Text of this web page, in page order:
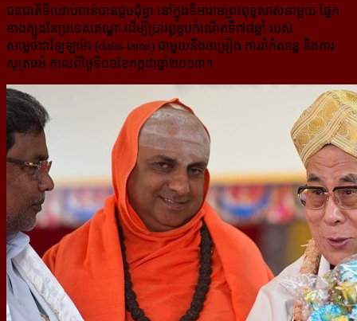
ជនជាតិទីបេរាប់ពាន់បានជួបជុំគ្នា នៅក្នុងទីអារាមព្រះពុទ្ធសាសនាមួយ ផ្នែក
ខាងត្បូងនៃប្រទេសឥណ្ឌា ដើម្បីប្រារព្ធខួប​កំណើតទី៧៨ឆ្នាំ របស់
សម្ដេចដាឡៃឡាម៉ា (dalaï-lama) ជាមួយនឹងចម្រៀង ការរាំកំសាន្ដ និងការ
សូត្រធម៌ កាលពីថ្ងៃ​ទី០៦​ខែកក្កដាឆ្នាំ២០១៣។